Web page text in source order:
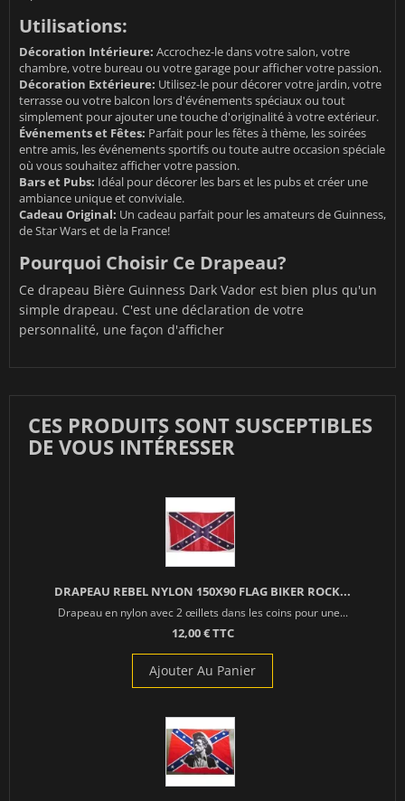
Utilisations:
Décoration Intérieure: Accrochez-le dans votre salon, votre
chambre, votre bureau ou votre garage pour afficher votre passion.
Décoration Extérieure: Utilisez-le pour décorer votre jardin, votre
terrasse ou votre balcon lors d'événements spéciaux ou tout
simplement pour ajouter une touche d'originalité à votre extérieur.
Événements et Fêtes: Parfait pour les fêtes à thème, les soirées
entre amis, les événements sportifs ou toute autre occasion spéciale
où vous souhaitez afficher votre passion.
Bars et Pubs: Idéal pour décorer les bars et les pubs et créer une
ambiance unique et conviviale.
Cadeau Original: Un cadeau parfait pour les amateurs de Guinness,
de Star Wars et de la France!
Pourquoi Choisir Ce Drapeau?
Ce drapeau Bière Guinness Dark Vador est bien plus qu'un
simple drapeau. C'est une déclaration de votre
personnalité, une façon d'afficher
CES PRODUITS SONT SUSCEPTIBLES
DE VOUS INTÉRESSER
DRAPEAU REBEL NYLON 150X90 FLAG BIKER ROCK...
Drapeau en nylon avec 2 œillets dans les coins pour une...
12,00 € TTC
Ajouter Au Panier